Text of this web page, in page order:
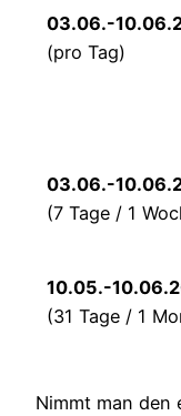
03.06.-
(pro Tag)
03.06.-
(7 Tage / 1
10.05.-
(31 Tage / 1
Nimmt man den